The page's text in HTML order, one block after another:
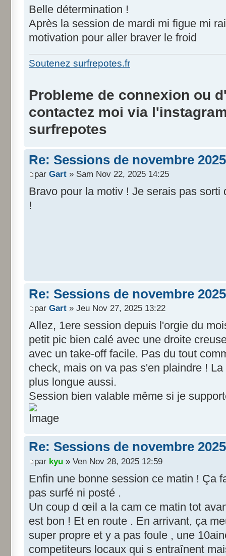
Belle détermination !
Après la session de mardi mi figue mi
motivation pour aller braver le froid
Soutenez surfrepotes.fr
Probleme de connexion ou
contactez moi via
surfrepotes
Re: Sessions de novembre 2025
par Gart » Sam Nov 22, 2025 14:25
Bravo pour la motiv ! Je serais pas
!
Re: Sessions de novembre 2025
par Gart » Jeu Nov 27, 2025 13:22
Allez, 1ere session depuis l'orgie du
petit pic bien calé avec une droite
avec un take-off facile. Pas du tout
check, mais on va pas s'en plaindre !
plus longue aussi.
Session bien valable même si je
Re: Sessions de novembre 2025
par kyu » Ven Nov 28, 2025 12:59
Enfin une bonne session ce matin ! Ça
pas surfé ni posté .
Un coup d œil a la cam ce matin tot
est bon ! Et en route . En arrivant, ça
super propre et y a pas foule , une
competiteurs locaux qui s entraînent